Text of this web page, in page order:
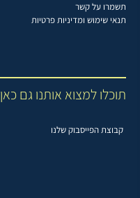
תשמרו על קשר
תנאי שימוש ומדיניות פרטיות
תוכלו למצוא אותנו גם
קבוצת הפייסבוק שלנו